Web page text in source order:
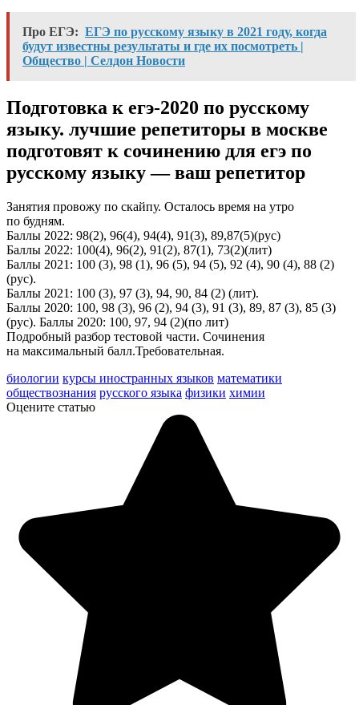
Про ЕГЭ: ЕГЭ по русскому языку в 2021 году, когда
будут известны результаты и где их посмотреть |
Общество | Селдон Новости
Подготовка к егэ-2020 по русскому
языку. лучшие репетиторы в москве
подготовят к сочинению для егэ по
русскому языку — ваш репетитор
Занятия провожу по скайпу. Осталось время на утро
по будням.
Баллы 2022: 98(2), 96(4), 94(4), 91(3), 89,87(5)(рус)
Баллы 2022: 100(4), 96(2), 91(2), 87(1), 73(2)(лит)
Баллы 2021: 100 (3), 98 (1), 96 (5), 94 (5), 92 (4), 90 (4), 88 (2)
(рус).
Баллы 2021: 100 (3), 97 (3), 94, 90, 84 (2) (лит).
Баллы 2020: 100, 98 (3), 96 (2), 94 (3), 91 (3), 89, 87 (3), 85 (3)
(рус). Баллы 2020: 100, 97, 94 (2)(по лит)
Подробный разбор тестовой части. Сочинения
на максимальный балл.Требовательная.
биологии курсы иностранных языков математики
обществознания русского языка физики химии
Оцените статью